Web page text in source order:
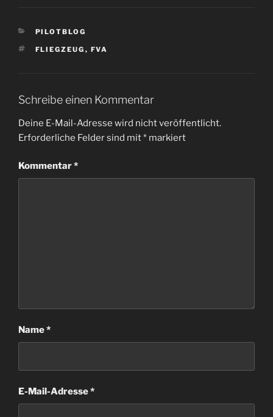
KATEGORIEN
PILOTBLOG
SCHLAGWÖRTER
FLIEGZEUG , FVA
Schreibe einen Kommentar
Deine E-Mail-Adresse wird nicht veröffentlicht.
Erforderliche Felder sind mit* markiert
Kommentar*
Name*
E-Mail-Adresse*